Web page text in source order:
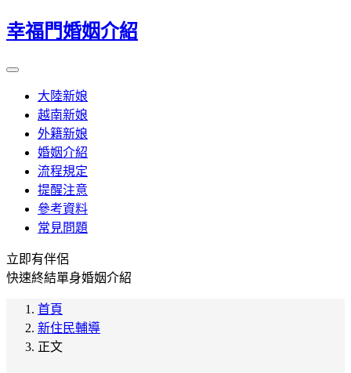
幸福門婚姻介紹
大陸新娘
越南新娘
外籍新娘
婚姻介紹
流程規定
提醒注意
參考資料
常見問題
立即有伴侶
快速終結單身婚姻介紹
首頁
新住民輔導
正文